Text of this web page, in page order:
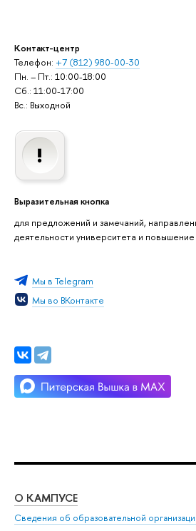
Контакт-центр
Телефон: +7 (812) 980-00-30
Пн. – Пт.: 10:00-18:00
Сб.: 11:00-17:00
Вс.: Выходной
Выразительная кнопка
для предложений и замечаний,
деятельности университета и
Мы в Telegram
Мы во ВКонтакте
О КАМПУСЕ
Сведения об образовательной